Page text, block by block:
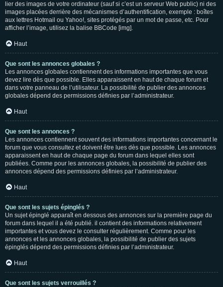
lier des images de votre ordinateur (sauf si c’est un serveur Web public) ni des
images placées derrière des mécanismes d’authentification, exemple : boîtes
aux lettres Hotmail ou Yahoo!, sites protégés par un mot de passe, etc. Pour
afficher l’image, utilisez la balise BBCode [img].
Haut
Que sont les annonces globales ?
Les annonces globales contiennent des informations importantes que vous
devez lire dès que possible. Elles apparaissent en haut de chaque forum et
dans votre panneau de l’utilisateur. La possibilité de publier des annonces
globales dépend des permissions définies par l’administrateur.
Haut
Que sont les annonces ?
Les annonces contiennent souvent des informations importantes concernant le
forum que vous consultez et doivent être lues dès que possible. Les annonces
apparaissent en haut de chaque page du forum dans lequel elles sont
publiées. Comme pour les annonces globales, la possibilité de publier des
annonces dépend des permissions définies par l’administrateur.
Haut
Que sont les sujets épinglés ?
Un sujet épinglé apparaît en dessous des annonces sur la première page du
forum dans lequel il a été publié. il contient des informations relativement
importantes et vous devez le consulter régulièrement. Comme pour les
annonces et les annonces globales, la possibilité de publier des sujets
épinglés dépend des permissions définies par l’administrateur.
Haut
Que sont les sujets verrouillés ?